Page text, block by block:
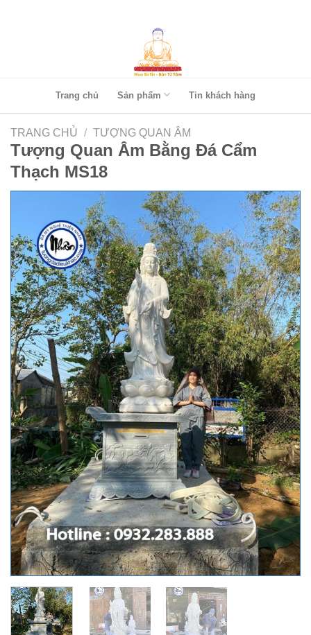
Trang chủ Sản phẩm Tin khách hàng
TRANG CHỦ / TƯỢNG QUAN ÂM
Tượng Quan Âm Bằng Đá Cẩm
Thạch MS18